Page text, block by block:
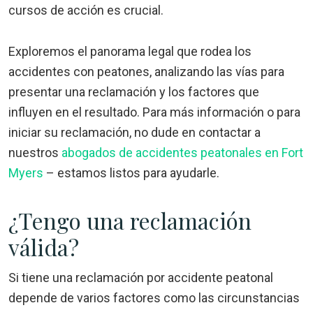
cursos de acción es crucial.
Exploremos el panorama legal que rodea los
accidentes con peatones, analizando las vías para
presentar una reclamación y los factores que
influyen en el resultado. Para más información o para
iniciar su reclamación, no dude en contactar a
nuestros abogados de accidentes peatonales en Fort
Myers – estamos listos para ayudarle.
¿Tengo una reclamación
válida?
Si tiene una reclamación por accidente peatonal
depende de varios factores como las circunstancias